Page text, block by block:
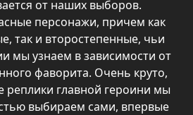
от наших выборов.
персонажи, причем как
так и второстепенные, чьи
мы узнаем в зависимости от
фаворита. Очень круто,
реплики главной героини мы
выбираем сами, впервые